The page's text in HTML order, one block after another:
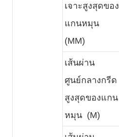
เจาะสูงสุดของ
แกนหมุน
(MM)
เส้นผ่าน
ศูนย์กลางกรีด
สูงสุดของแกน
หมุน (M)